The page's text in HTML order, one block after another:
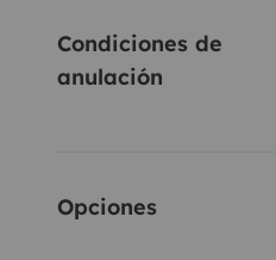
Condiciones de
anulación
Opciones